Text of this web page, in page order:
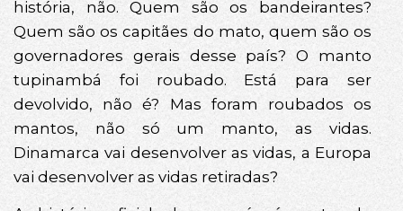
história, não. Quem são os bandeirantes?
Quem são os capitães do mato, quem são os
governadores gerais desse país? O manto
tupinambá foi roubado. Está para ser
devolvido, não é? Mas foram roubados os
mantos, não só um manto, as vidas.
Dinamarca vai desenvolver as vidas, a Europa
vai desenvolver as vidas retiradas?